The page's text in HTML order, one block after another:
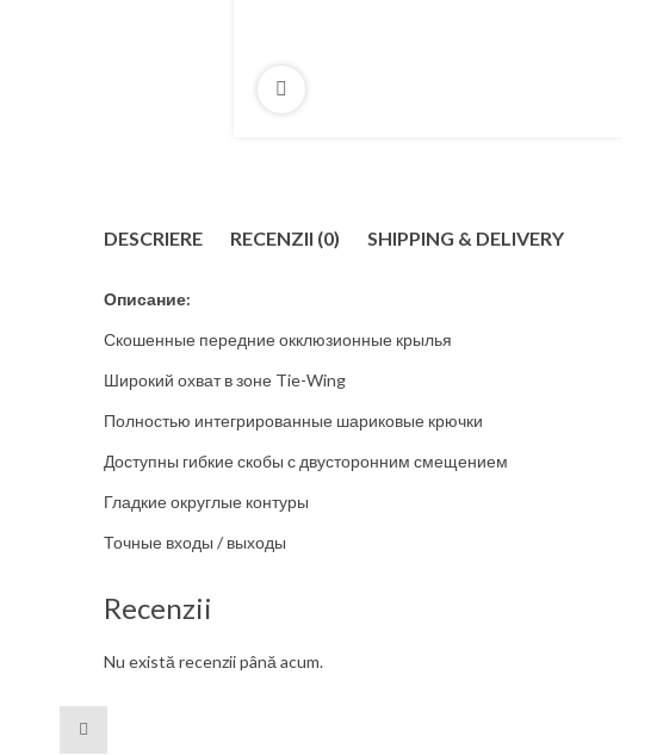
DESCRIERE RECENZII (0) SHIPPING & DELIVERY
Описание:
Скошенные передние окклюзионные крылья
Широкий охват в зоне Tie-Wing
Полностью интегрированные шариковые крючки
Доступны гибкие скобы с двусторонним смещением
Гладкие округлые контуры
Точные входы / выходы
Recenzii
Nu există recenzii până acum.